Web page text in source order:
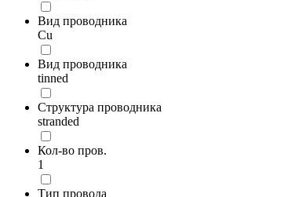
Вид проводника
Cu
Вид проводника
tinned
Структура проводника
stranded
Кол-во пров.
1
Тип провода